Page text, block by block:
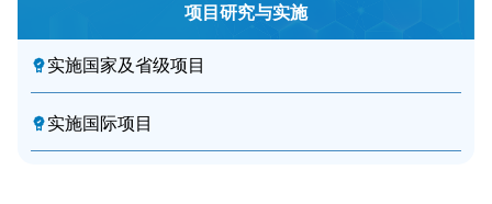
项目研究与实施
实施国家及省级项目
实施国际项目